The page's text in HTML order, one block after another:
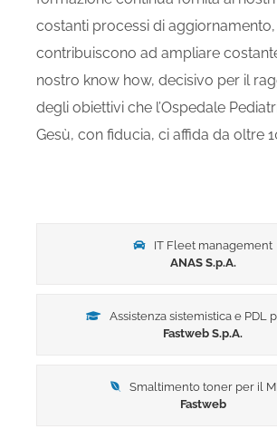
costanti processi di aggiornamento,
contribuiscono ad ampliare
nostro know how, decisivo per il
degli obiettivi che l’Ospedale
Gesù, con fiducia, ci affida da oltre
IT Fleet management
ANAS S.p.A.
Assistenza sistemistica e PDL
Fastweb S.p.A.
Smaltimento toner per il
Fastweb